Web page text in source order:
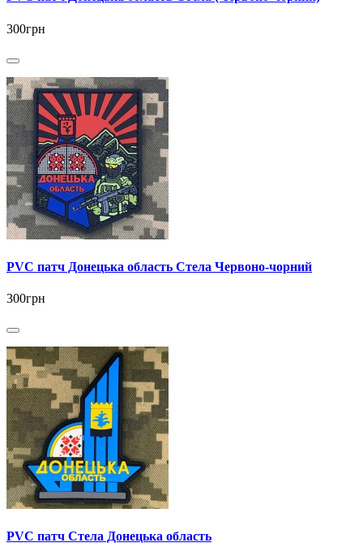
300грн
PVC патч Донецька область Стела Червоно-чорний
300грн
PVC патч Стела Донецька область